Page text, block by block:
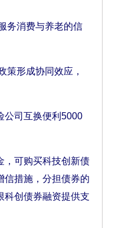
务消费与养老的信
形成协同效应，
司互换便利5000
可购买科技创新债
信措施，分担债券的
科创债券融资提供支